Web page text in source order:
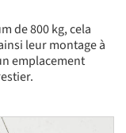
de 800 kg, cela
leur montage à
emplacement